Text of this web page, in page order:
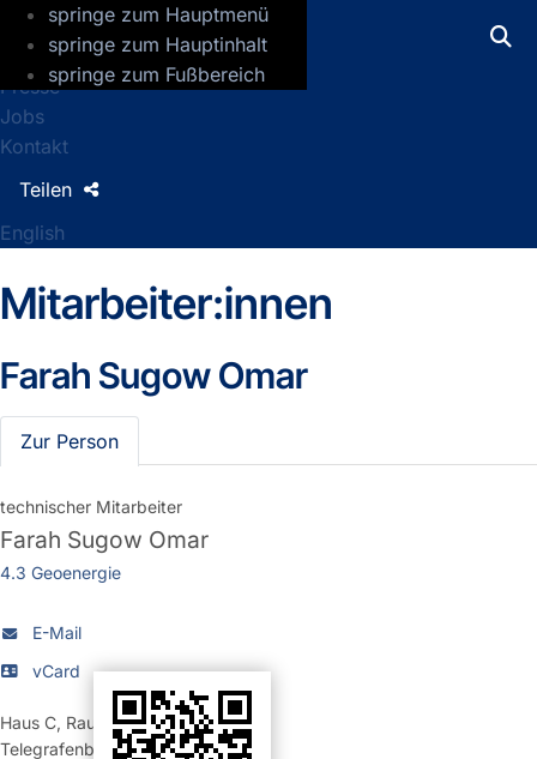
springe zum Hauptmenü
springe zum Hauptinhalt
springe zum Fußbereich
GFZ Helmholtz-Zentrum für
Presse
Jobs
Kontakt
English
Teilen
Mitarbeiter:innen
Farah Sugow Omar
Zur Person
technischer Mitarbeiter
Farah Sugow Omar
4.3 Geoenergie
E-Mail
vCard
Haus C, Raum 226 (Büro)
Telegrafenberg